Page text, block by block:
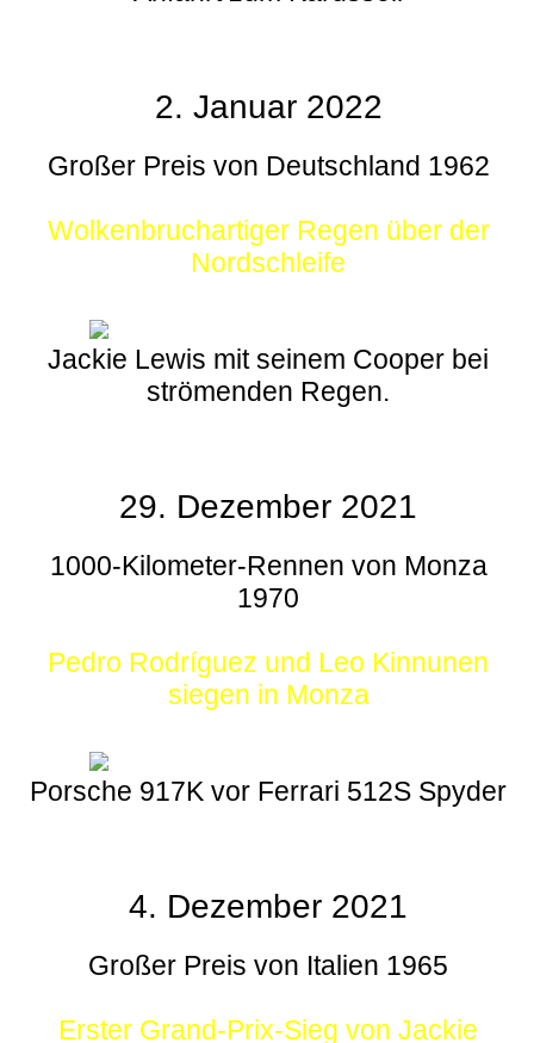
2. Januar 2022
Großer Preis von Deutschland 1962
Wolkenbruchartiger Regen über der
Nordschleife
Jackie Lewis mit seinem Cooper bei
strömenden Regen.
29. Dezember 2021
1000-Kilometer-Rennen von Monza
1970
Pedro Rodríguez und Leo Kinnunen
siegen in Monza
Porsche 917K vor Ferrari 512S Spyder
4. Dezember 2021
Großer Preis von Italien 1965
Erster Grand-Prix-Sieg von Jackie